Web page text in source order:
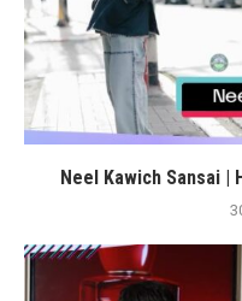
Neel Kawich Sansai |